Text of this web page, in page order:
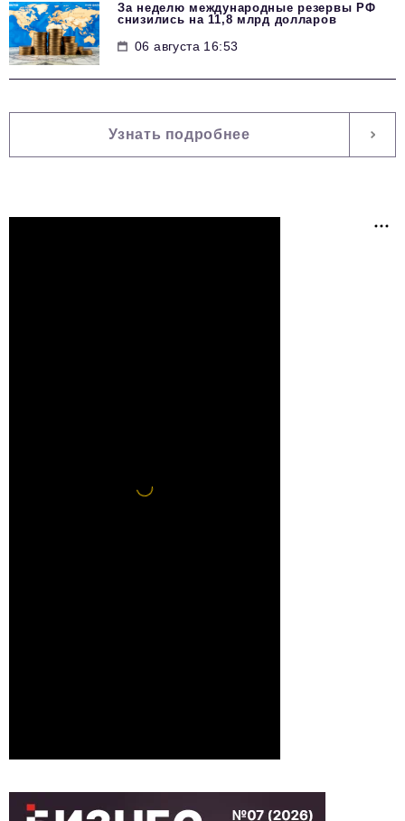
За неделю международные резервы РФ
снизились на 11,8 млрд долларов
06 августа 16:53
Узнать подробнее